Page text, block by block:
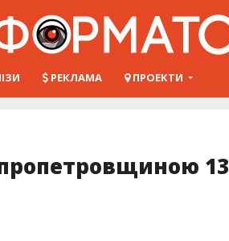
РЕКЛАМА ПРОЕКТИ
13